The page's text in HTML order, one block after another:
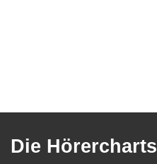
Die Hörercharts